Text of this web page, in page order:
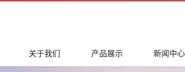
关于我们 产品展示 新闻中心